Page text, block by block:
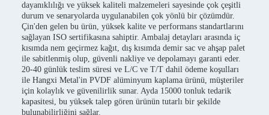
dayanıklılığı ve yüksek kaliteli malzemeleri sayesinde çok çeşitli
durum ve senaryolarda uygulanabilen çok yönlü bir çözümdür.
Çin'den gelen bu ürün, yüksek kalite ve performans standartlarını
sağlayan ISO sertifikasına sahiptir. Ambalaj detayları arasında iç
kısımda nem geçirmez kağıt, dış kısımda demir sac ve ahşap palet
ile sabitlenmiş olup, güvenli nakliye ve depolamayı garanti eder.
20-40 günlük teslim süresi ve L/C ve T/T dahil ödeme koşulları
ile Hangxi Metal'in PVDF alüminyum kaplama ürünü, müşteriler
için kolaylık ve güvenilirlik sunar. Ayda 15000 tonluk tedarik
kapasitesi, bu yüksek talep gören ürünün tutarlı bir şekilde
bulunabilirliğini sağlar.